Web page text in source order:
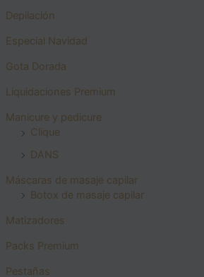
Depilación
Especial Navidad
Gota Dorada
Liquidaciones Premium
Manicure y pedicure
Clique
DANS
Máscaras de masaje capilar
Botox de masaje capilar
Matizadores
Packs Premium
Pestañas